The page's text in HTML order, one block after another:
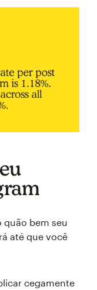
quão bem seu
até que você
cegamente